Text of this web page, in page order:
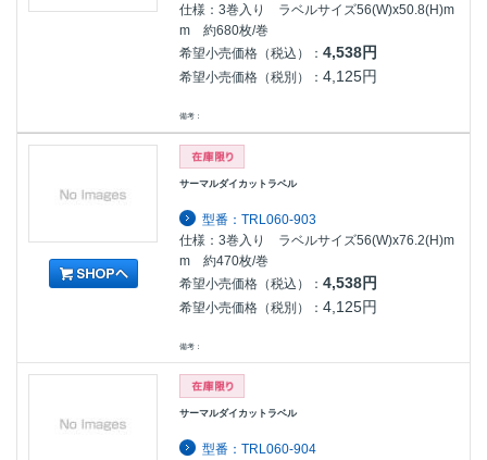
仕様：3巻入り ラベルサイズ56(W)x50.8(H)m
m 約680枚/巻
希望小売価格（税込）： 4,538円
希望小売価格（税別）： 4,125円
備考：
サーマルダイカットラベル
型番：TRL060-903
仕様：3巻入り ラベルサイズ56(W)x76.2(H)m
m 約470枚/巻
希望小売価格（税込）：4,538円
希望小売価格（税別）：4,125円
備考：
サーマルダイカットラベル
型番：TRL060-904